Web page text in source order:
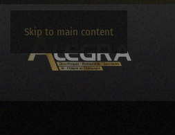
Skip to main content